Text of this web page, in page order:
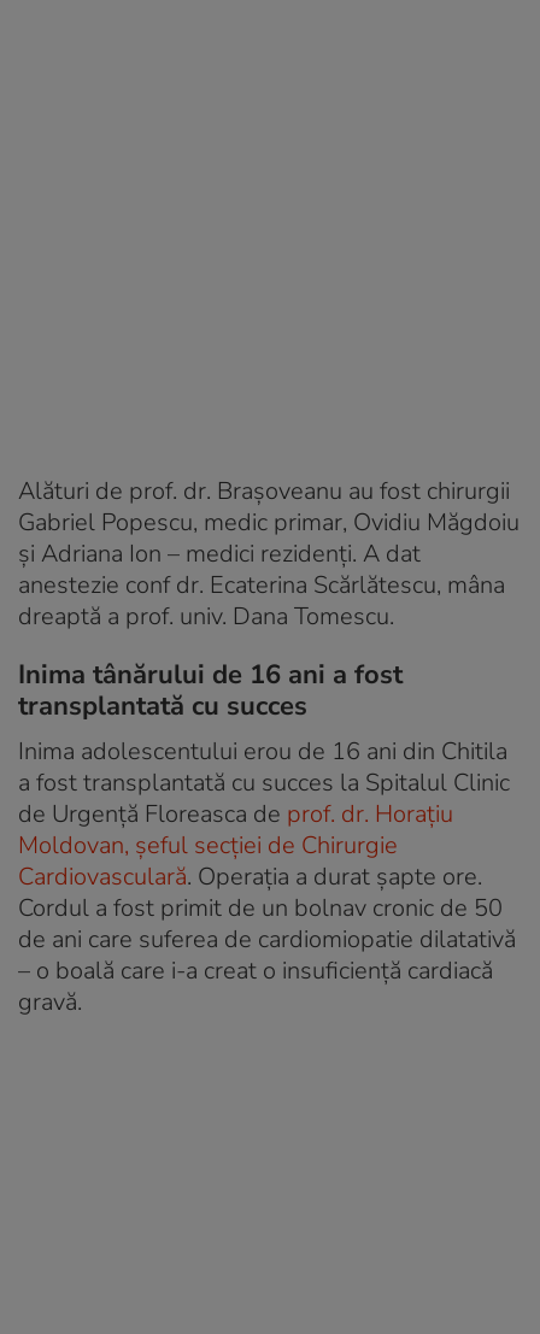
Alături de prof. dr. Brașoveanu au fost chirurgii
Gabriel Popescu, medic primar, Ovidiu Măgdoiu
și Adriana Ion – medici rezidenți. A dat
anestezie conf dr. Ecaterina Scărlătescu, mâna
dreaptă a prof. univ. Dana Tomescu.
Inima tânărului de 16 ani a fost
transplantată cu succes
Inima adolescentului erou de 16 ani din Chitila
a fost transplantată cu succes la Spitalul Clinic
de Urgență Floreasca de prof. dr. Horațiu
Moldovan, șeful secției de Chirurgie
Cardiovasculară. Operația a durat șapte ore.
Cordul a fost primit de un bolnav cronic de 50
de ani care suferea de cardiomiopatie dilatativă
– o boală care i-a creat o insuficiență cardiacă
gravă.